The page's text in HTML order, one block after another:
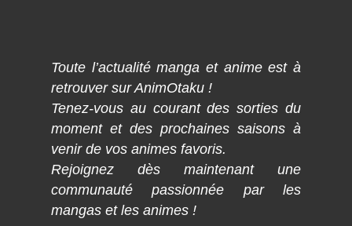
Toute l’actualité manga et anime est à
retrouver sur AnimOtaku !
Tenez-vous au courant des sorties du
moment et des prochaines saisons à
venir de vos animes favoris.
Rejoignez dès maintenant une
communauté passionnée par les
mangas et les animes !